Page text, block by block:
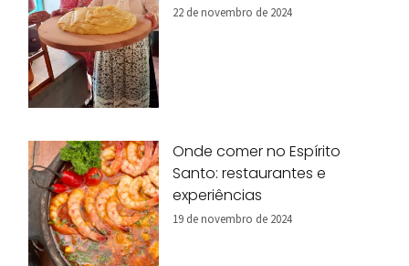
22 de novembro de 2024
Onde comer no Espírito
Santo: restaurantes e
experiências
19 de novembro de 2024